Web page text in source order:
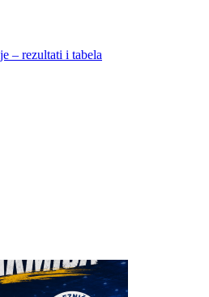
– rezultati i tabela